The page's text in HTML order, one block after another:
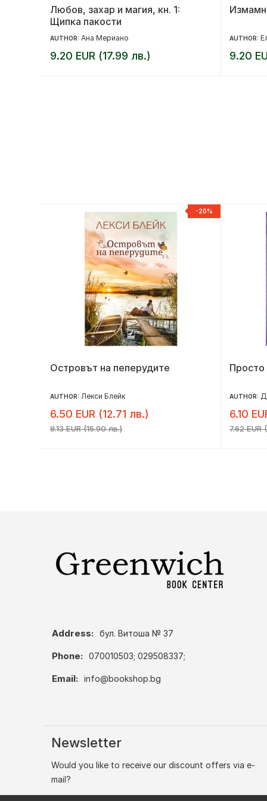
Любов, захар и магия, кн. 1:
Щипка пакости
AUTHOR: Ана Мериано
9.20 EUR (17.99 лв.)
AUTHOR:
9.20
-20%
Островът на пеперудите
AUTHOR: Лекси Блейк
6.50 EUR (12.71 лв.)
8.13 EUR (15.90 лв.)
AUTHOR:
6.10
7.62 EUR
Address: бул. Витоша № 37
Phone: 070010503; 029508337;
Email: info@bookshop.bg
Newsletter
Would you like to receive our discount offers via e-
mail?